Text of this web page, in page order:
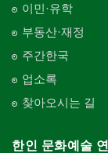
이민·유학
부동산·재정
주간한국
업소록
찾아오시는 길
한인 문화예술